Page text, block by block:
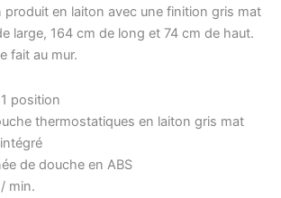
produit en laiton avec une finition gris mat
large, 164 cm de long et 74 cm de haut.
fait au mur.
position
thermostatiques en laiton gris mat
de douche en ABS
min.